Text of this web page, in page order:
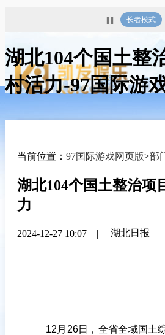
长者模式
湖北104个国土整
村活力-97国际游
当前位置： 97国际游戏网页版>部
湖北104个国土整治项
力
2024-12-27 10:07 | 湖北日报
12月26日，全省全域国土